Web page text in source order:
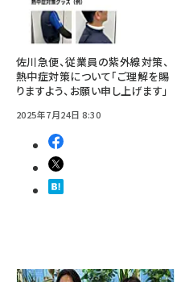
佐川急便、従業員の紫外線対策、
熱中症対策について「ご理解を賜
りますよう、お願い申し上げます」
2025年7月24日 8:30